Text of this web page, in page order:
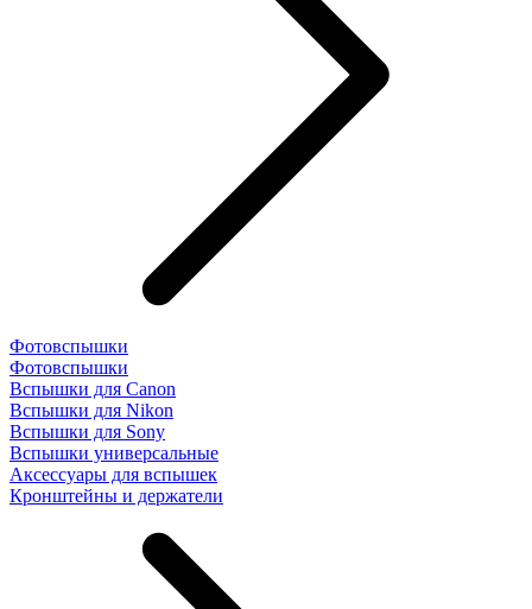
Фотовспышки
Фотовспышки
Вспышки для Canon
Вспышки для Nikon
Вспышки для Sony
Вспышки универсальные
Аксесcуары для вспышек
Кронштейны и держатели